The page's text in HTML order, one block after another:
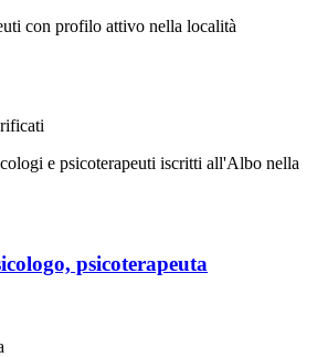
con profilo attivo nella località
e psicoterapeuti iscritti all'Albo nella
psicoterapeuta